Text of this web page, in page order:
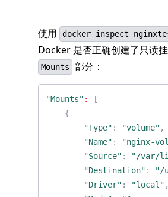
使用 docker inspect
Docker 是否正确创建了只读
Mounts 部分：
"Mounts" :
[
{
"Type" : "volume" ,
"Name" : "nginx-
"Source" :
"/var/
"Destination" : "/
"Driver" : "local" ,